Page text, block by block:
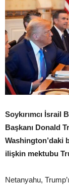
Soykırımcı İsrail
Başkanı Donald
Washington’daki
ilişkin mektubu
Netanyahu,